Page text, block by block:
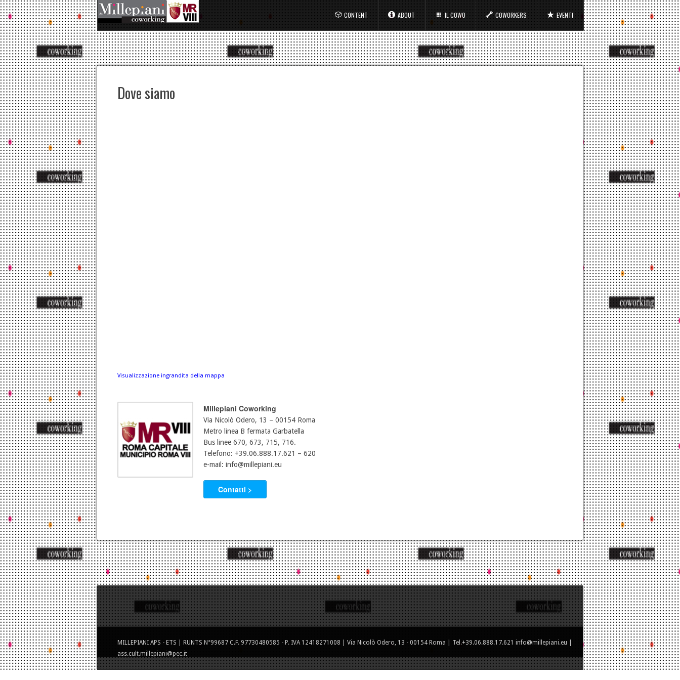
CONTENT ABOUT IL COWO COWORKERS EVENTI
Dove siamo
Visualizzazione ingrandita della mappa
Millepiani Coworking
Via Nicolò Odero, 13 – 00154 Roma
Metro linea B fermata Garbatella
Bus linee 670, 673, 715, 716.
Telefono: +39.06.888.17.621 – 620
e-mail: info@millepiani.eu
Contatti >
MILLEPIANI APS - ETS | RUNTS N°99687 C.F. 97730480585 - P. IVA 12418271008 | Via Nicolò Odero, 13 - 00154 Roma | Tel.+39.06.888.17.621 info@millepiani.eu |
ass.cult.millepiani@pec.it